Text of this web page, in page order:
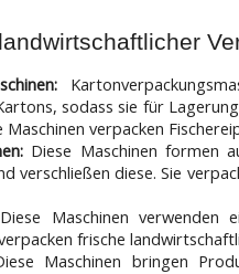
sodass sie für
Maschinen verpacken
Diese Maschinen formen
verschließen diese. Sie
Diese Maschinen verwenden
frische
Maschinen bringen